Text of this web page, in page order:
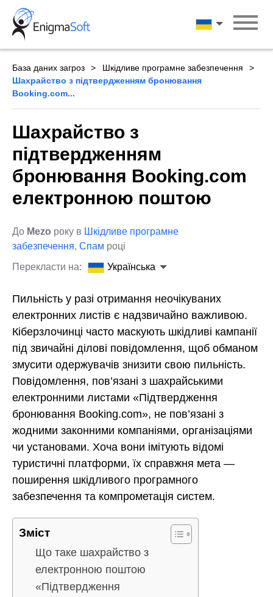
Skip
content
Українська
База даних загроз
Шкідливе програмне забезпечення
Шахрайство з підтвердженням бронювання
Booking.com...
Шахрайство з
підтвердженням
бронювання Booking.com
електронною поштою
До Mezo року в Шкідливе програмне
забезпечення, Спам році
Перекласти на:
Українська
Пильність у разі отримання неочікуваних
електронних листів є надзвичайно важливою.
Кіберзлочинці часто маскують шкідливі кампанії
під звичайні ділові повідомлення, щоб обманом
змусити одержувачів знизити свою пильність.
Повідомлення, пов’язані з шахрайськими
електронними листами «Підтвердження
бронювання Booking.com», не пов’язані з
жодними законними компаніями, організаціями
чи установами. Хоча вони імітують відомі
туристичні платформи, їх справжня мета —
поширення шкідливого програмного
забезпечення та компрометація систем.
Зміст
Що таке шахрайство з
електронною поштою
«Підтвердження